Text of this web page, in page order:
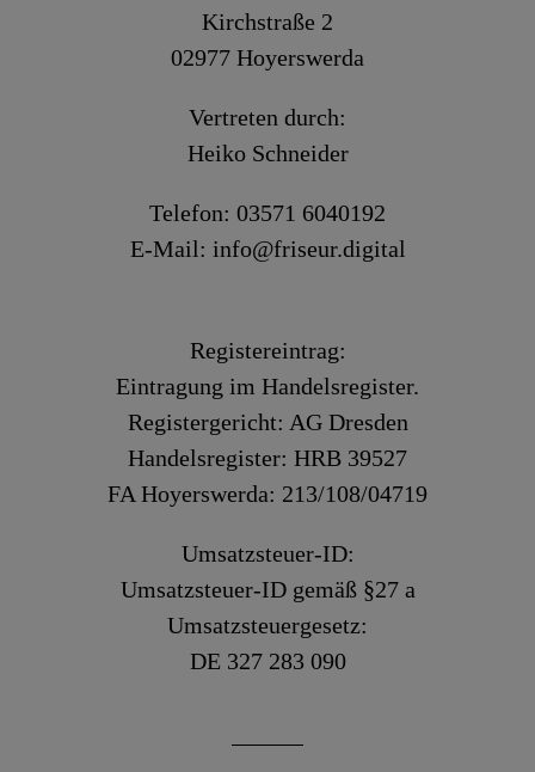
Kirchstraße 2
02977 Hoyerswerda
Vertreten durch:
Heiko Schneider
Telefon: 03571 6040192
E-Mail: info@friseur.digital
Registereintrag:
Eintragung im Handelsregister.
Registergericht: AG Dresden
Handelsregister: HRB 39527
FA Hoyerswerda: 213/108/04719
Umsatzsteuer-ID:
Umsatzsteuer-ID gemäß §27 a
Umsatzsteuergesetz:
DE 327 283 090